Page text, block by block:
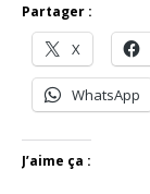
Partager :
X
WhatsApp
J’aime ça :